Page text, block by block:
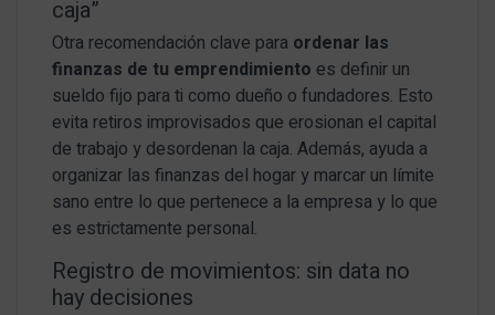
caja”
Otra recomendación clave para ordenar las
finanzas de tu emprendimiento es definir un
sueldo fijo para ti como dueño o fundadores. Esto
evita retiros improvisados que erosionan el capital
de trabajo y desordenan la caja. Además, ayuda a
organizar las finanzas del hogar y marcar un límite
sano entre lo que pertenece a la empresa y lo que
es estrictamente personal.
Registro de movimientos: sin data no
hay decisiones